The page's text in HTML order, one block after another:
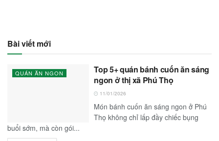
Bài viết mới
QUÁN ĂN NGON
Top 5+ quán bánh cuốn ăn sáng
ngon ở thị xã Phú Thọ
11/01/2026
Món bánh cuốn ăn sáng ngon ở Phú
Thọ không chỉ lấp đầy chiếc bụng
buổi sớm, mà còn gói...